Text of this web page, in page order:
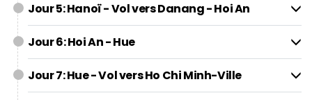
Jour 5: Hanoï - Vol vers Danang - Hoi An
Jour 6: Hoi An - Hue
Jour 7: Hue - Vol vers Ho Chi Minh-Ville